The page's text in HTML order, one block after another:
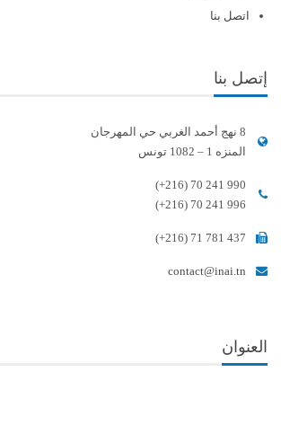
اتصل بنا
إتصل بنا
8 نهج أحمد الغربي حي المهرجان
المنزه 1 – 1082 تونس
(+216) 70 241 990
(+216) 70 241 996
(+216) 71 781 437
contact@inai.tn
العنوان